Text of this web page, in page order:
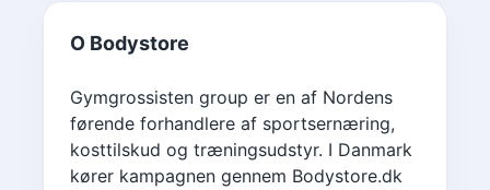
O Bodystore
Gymgrossisten group er en af Nordens
førende forhandlere af sportsernæring,
kosttilskud og træningsudstyr. I Danmark
kører kampagnen gennem Bodystore.dk